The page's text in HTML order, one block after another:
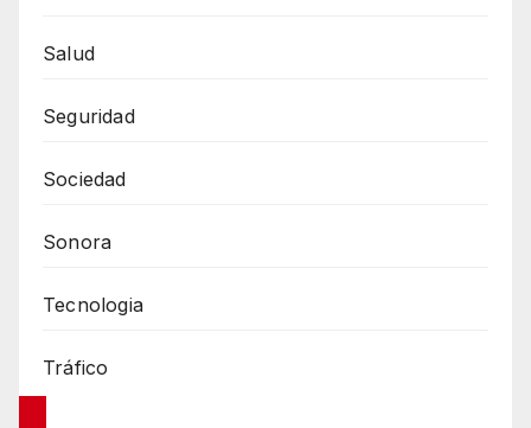
Salud
Seguridad
Sociedad
Sonora
Tecnologia
Tráfico